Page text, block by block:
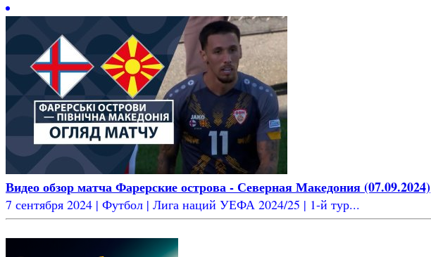
Видео обзор матча Фарерские острова - Северная Македония (07.09.2024)
7 сентября 2024 | Футбол | Лига наций УЕФА 2024/25 | 1-й тур...